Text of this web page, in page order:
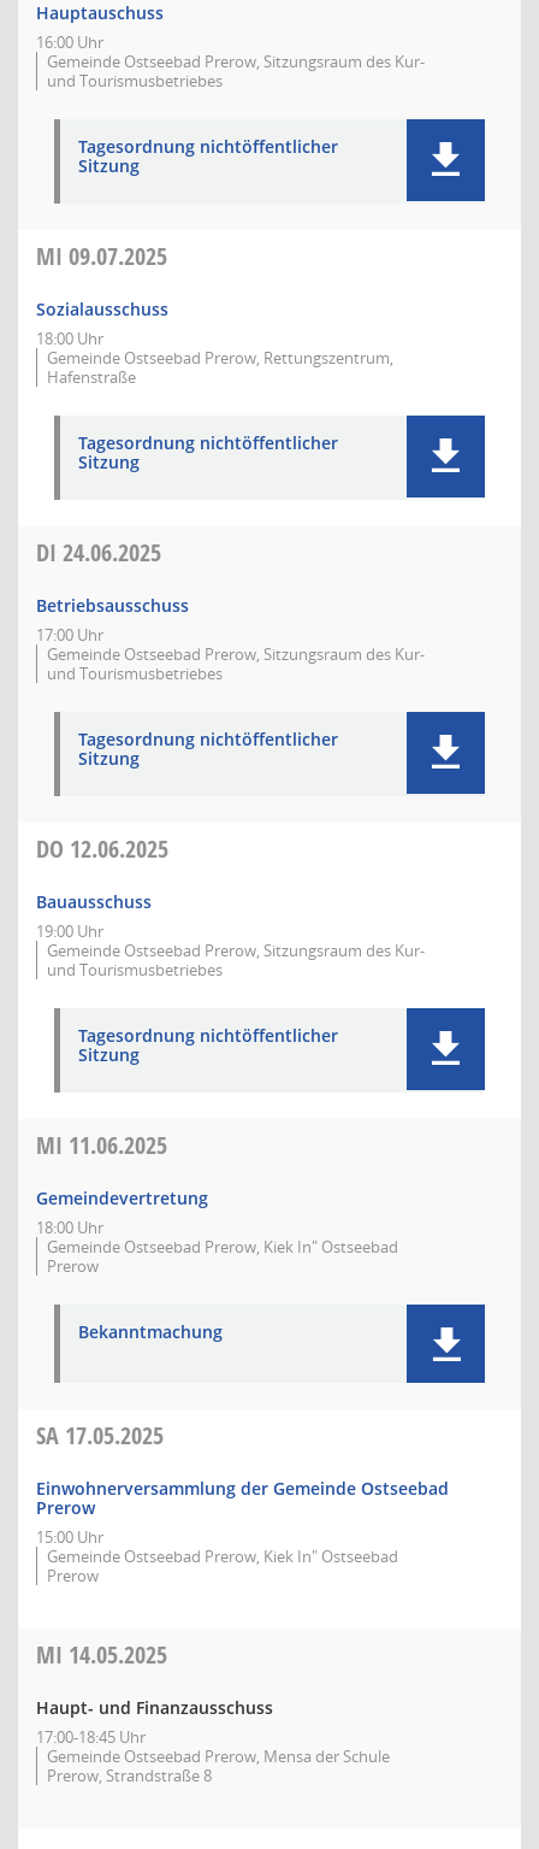
Hauptauschuss
16:00 Uhr
Gemeinde Ostseebad Prerow, Sitzungsraum des Kur-
und Tourismusbetriebes
Tagesordnung nichtöffentlicher
Sitzung
MI 09.07.2025
Sozialausschuss
18:00 Uhr
Gemeinde Ostseebad Prerow, Rettungszentrum,
Hafenstraße
Tagesordnung nichtöffentlicher
Sitzung
DI 24.06.2025
Betriebsausschuss
17:00 Uhr
Gemeinde Ostseebad Prerow, Sitzungsraum des Kur-
und Tourismusbetriebes
Tagesordnung nichtöffentlicher
Sitzung
DO 12.06.2025
Bauausschuss
19:00 Uhr
Gemeinde Ostseebad Prerow, Sitzungsraum des Kur-
und Tourismusbetriebes
Tagesordnung nichtöffentlicher
Sitzung
MI 11.06.2025
Gemeindevertretung
18:00 Uhr
Gemeinde Ostseebad Prerow, Kiek In" Ostseebad
Prerow
Bekanntmachung
SA 17.05.2025
Einwohnerversammlung der Gemeinde Ostseebad
Prerow
15:00 Uhr
Gemeinde Ostseebad Prerow, Kiek In" Ostseebad
Prerow
MI 14.05.2025
Haupt- und Finanzausschuss
17:00-18:45 Uhr
Gemeinde Ostseebad Prerow, Mensa der Schule
Prerow, Strandstraße 8